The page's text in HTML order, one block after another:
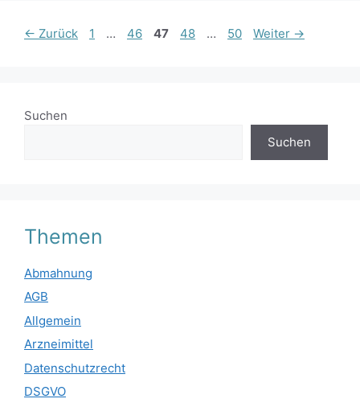
← Zurück Seite
1 … Seite
46 Seite
47 Seite
48 … Seite
50 Weiter →
Suchen
Suchen
Themen
Abmahnung
AGB
Allgemein
Arzneimittel
Datenschutzrecht
DSGVO